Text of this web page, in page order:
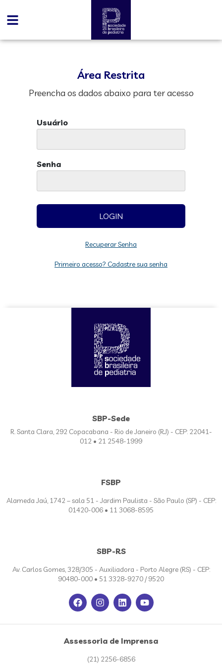
Área Restrita
Preencha os dados abaixo para ter acesso
Usuário
Senha
Recuperar Senha
Primeiro acesso? Cadastre sua senha
SBP-Sede
R. Santa Clara, 292 Copacabana - Rio de Janeiro (RJ) - CEP: 22041-
012 • 21 2548-1999
FSBP
Alameda Jaú, 1742 – sala 51 - Jardim Paulista - São Paulo (SP) - CEP:
01420-006 • 11 3068-8595
SBP-RS
Av. Carlos Gomes, 328/305 - Auxiliadora - Porto Alegre (RS) - CEP:
90480-000 • 51 3328-9270 / 9520
Assessoria de Imprensa
(21) 2256-6856